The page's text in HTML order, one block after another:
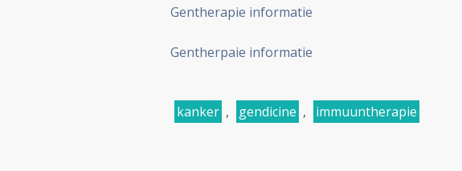
Gentherapie informatie
Gentherpaie informatie
kanker , gendicine , immuuntherapie